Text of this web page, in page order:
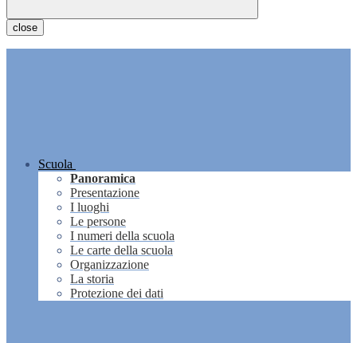
close
Scuola
Panoramica
Presentazione
I luoghi
Le persone
I numeri della scuola
Le carte della scuola
Organizzazione
La storia
Protezione dei dati